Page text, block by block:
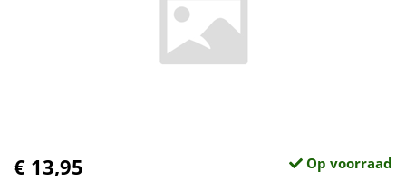
€ 13,95 Op voorraad